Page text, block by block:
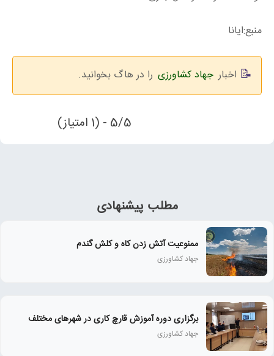
منبع:ایانا
اخبار جهاد کشاورزی را در هاگ بخوانید.
5/5 - (1 امتیاز)
مطلب پیشنهادی
ممنوعیت آتش زدن کاه و کلش گندم
جهاد کشاورزی
برگزاری دوره آموزش قارچ کاری در شهرهای مختلف
جهاد کشاورزی